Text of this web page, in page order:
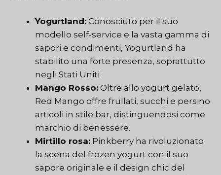
Yogurtland: Conosciuto per il suo
modello self-service e la vasta gamma di
sapori e condimenti, Yogurtland ha
stabilito una forte presenza, soprattutto
negli Stati Uniti
Mango Rosso: Oltre allo yogurt gelato,
Red Mango offre frullati, succhi e persino
articoli in stile bar, distinguendosi come
marchio di benessere.
Mirtillo rosa: Pinkberry ha rivoluzionato
la scena del frozen yogurt con il suo
sapore originale e il design chic del